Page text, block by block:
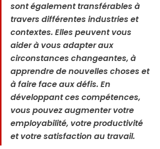
sont également transférables à
travers différentes industries et
contextes. Elles peuvent vous
aider à vous adapter aux
circonstances changeantes, à
apprendre de nouvelles choses et
à faire face aux défis. En
développant ces compétences,
vous pouvez augmenter votre
employabilité, votre productivité
et votre satisfaction au travail.